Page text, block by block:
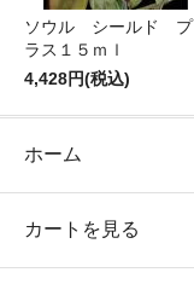
ソウル シールド プ
ラス１５ｍｌ
4,428円(税込)
ホーム
カートを見る